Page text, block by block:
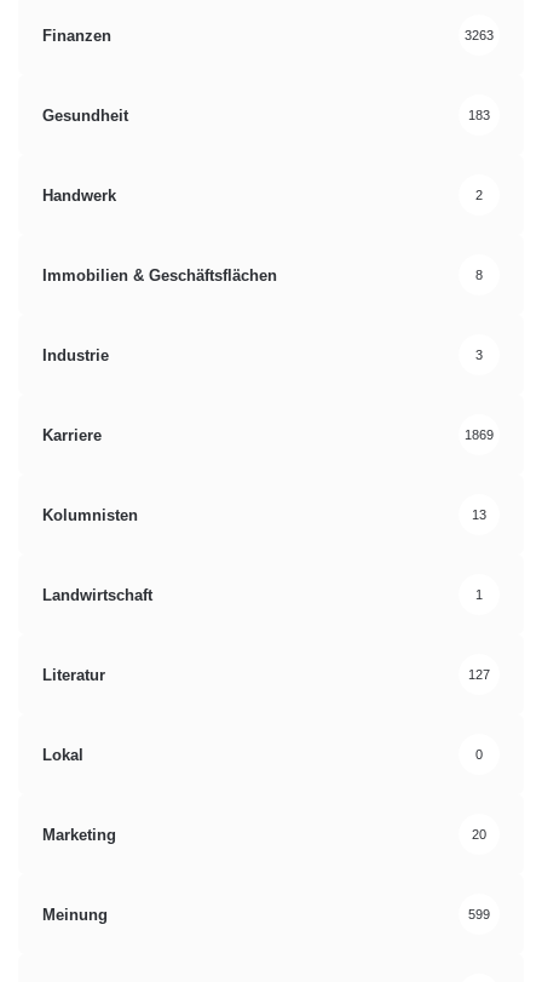
Finanzen 3263
Gesundheit 183
Handwerk 2
Immobilien & Geschäftsflächen 8
Industrie 3
Karriere 1869
Kolumnisten 13
Landwirtschaft 1
Literatur 127
Lokal 0
Marketing 20
Meinung 599